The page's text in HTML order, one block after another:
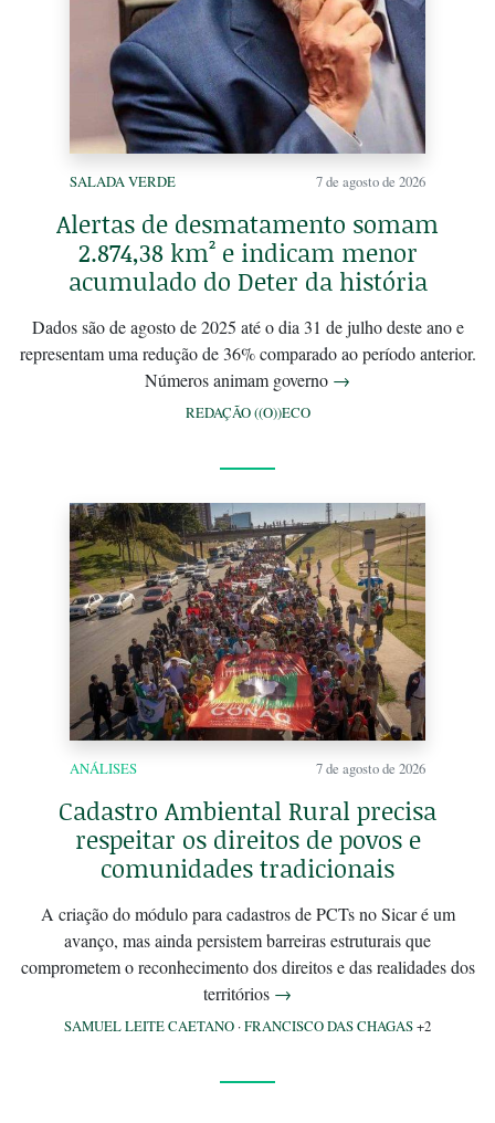
SALADA VERDE 7 de agosto de 2026
Alertas de desmatamento somam
2.874,38 km² e indicam menor
acumulado do Deter da história
Dados são de agosto de 2025 até o dia 31 de julho deste ano e
representam uma redução de 36% comparado ao período anterior.
Números animam governo →
REDAÇÃO ((O))ECO
ANÁLISES 7 de agosto de 2026
Cadastro Ambiental Rural precisa
respeitar os direitos de povos e
comunidades tradicionais
A criação do módulo para cadastros de PCTs no Sicar é um
avanço, mas ainda persistem barreiras estruturais que
comprometem o reconhecimento dos direitos e das realidades dos
territórios →
SAMUEL LEITE CAETANO ·FRANCISCO DAS CHAGAS+2